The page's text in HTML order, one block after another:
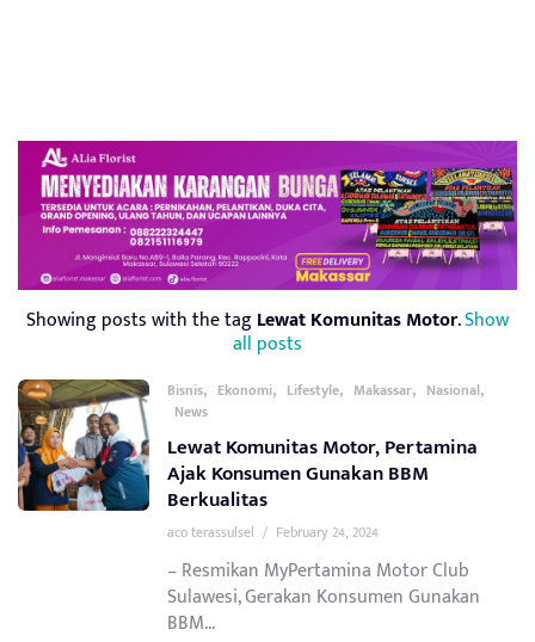
Showing posts with the tagLewat Komunitas Motor.Show
all posts
Bisnis, Ekonomi, Lifestyle, Makassar, Nasional,
News
Lewat Komunitas Motor, Pertamina
Ajak Konsumen Gunakan BBM
Berkualitas
aco terassulsel / February 24, 2024
– Resmikan MyPertamina Motor Club
Sulawesi, Gerakan Konsumen Gunakan
BBM...